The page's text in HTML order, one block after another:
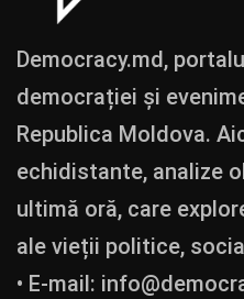
Democracy.md,
democrației și
Republica Moldova.
echidistante, analize
ultimă oră, care
ale vieții politice,
• E-mail: